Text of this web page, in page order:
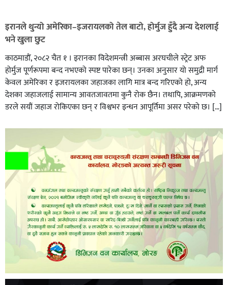
इरानले थुन्यो अमेरिका–इजरायलको तेल बाटो, होर्मुज हुँदै अन्य देशलाई
भने खुला छुट
काठमाडाैं, २०८२ चैत १ । इरानका विदेशमन्त्री अब्बास अरघचीले स्ट्रेट अफ
होर्मुज पूर्णरूपमा बन्द नभएको स्पष्ट पारेका छन्। उनका अनुसार यो समुद्री मार्ग
केवल अमेरिका र इजरायलका जहाजका लागि मात्र बन्द गरिएको हो, अन्य
देशका जहाजलाई सामान्य आवतजावतमा कुनै रोक छैन। तथापि, आक्रमणको
डरले सयौं जहाज रोकिएका छन् र विश्वभर इन्धन आपूर्तिमा असर परेको छ। […]